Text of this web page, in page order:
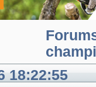
18:22:55